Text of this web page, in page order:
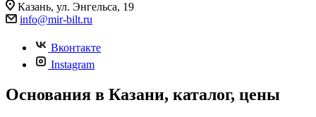
Казань, ул. Энгельса, 19
info@mir-bilt.ru
Вконтакте
Instagram
Основания в Казани, каталог, цены